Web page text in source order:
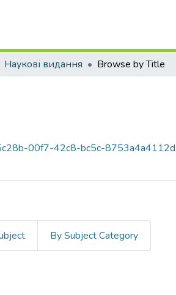
Наукові видання Browse by Title
00f7-42c8-bc5c-8753a4a4112d
By Subject Category